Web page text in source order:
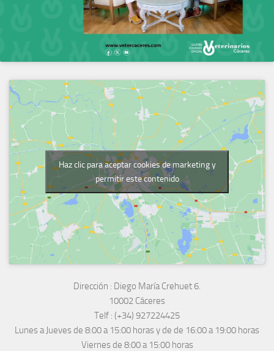
Haz clic para aceptar cookies de marketing y
permitir este contenido
Dirección : Diego María Crehuet 6.
10002 Cáceres
Telf : (+34) 927224425
Lunes a Jueves de 8:00 a 15:00 horas y de de 16:00 a 19:00 horas
Viernes de 8:00 a 15:00 horas